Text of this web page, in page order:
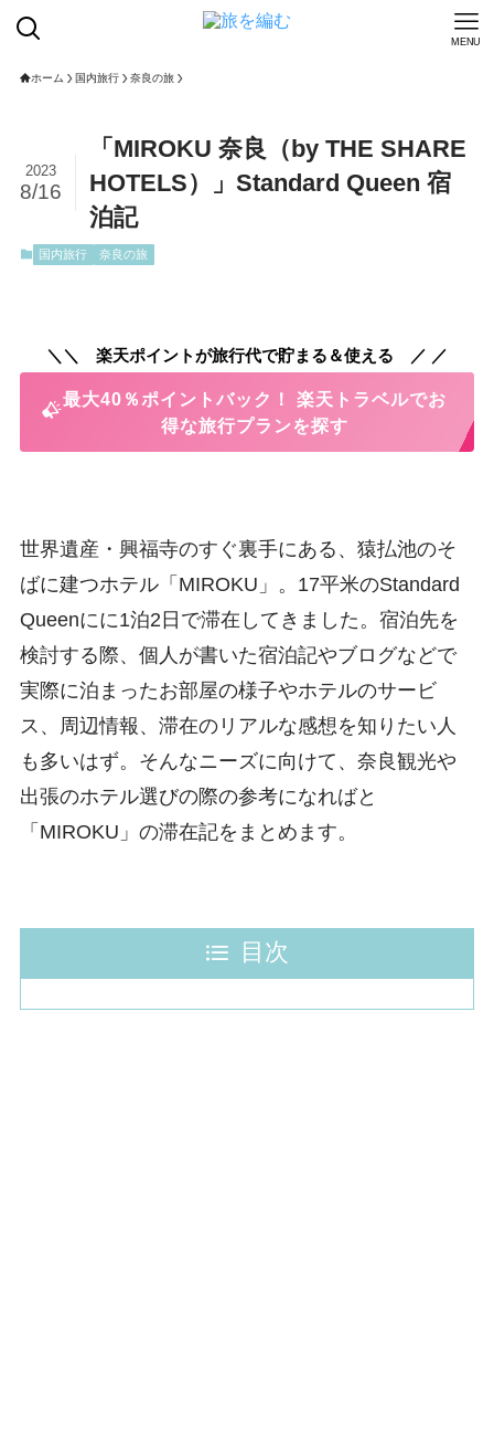
MENU
ホーム 国内旅行 奈良の旅
「MIROKU 奈良（by THE SHARE
HOTELS）」Standard Queen 宿
泊記
2023
8/16
国内旅行 奈良の旅
＼＼ 楽天ポイントが旅行代で貯まる＆使える ／ ／
最大40％ポイントバック！ 楽天トラベルでお
得な旅行プランを探す
世界遺産・興福寺のすぐ裏手にある、猿払池のそ
ばに建つホテル「MIROKU」。17平米のStandard
Queenにに1泊2日で滞在してきました。宿泊先を
検討する際、個人が書いた宿泊記やブログなどで
実際に泊まったお部屋の様子やホテルのサービ
ス、周辺情報、滞在のリアルな感想を知りたい人
も多いはず。そんなニーズに向けて、奈良観光や
出張のホテル選びの際の参考になればと
「MIROKU」の滞在記をまとめます。
目次